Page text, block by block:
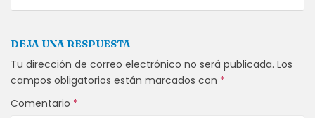
DEJA UNA RESPUESTA
Tu dirección de correo electrónico no será publicada. Los
campos obligatorios están marcados con *
Comentario *